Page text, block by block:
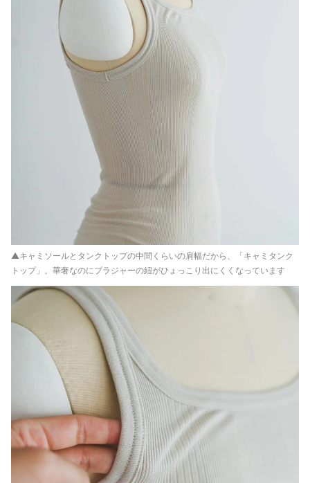
▲キャミソールとタンクトップの中間くらいの肩幅だから、「キャミタンク
トップ」。華奢なのにブラジャーの紐がひょっこり出にくくなっています